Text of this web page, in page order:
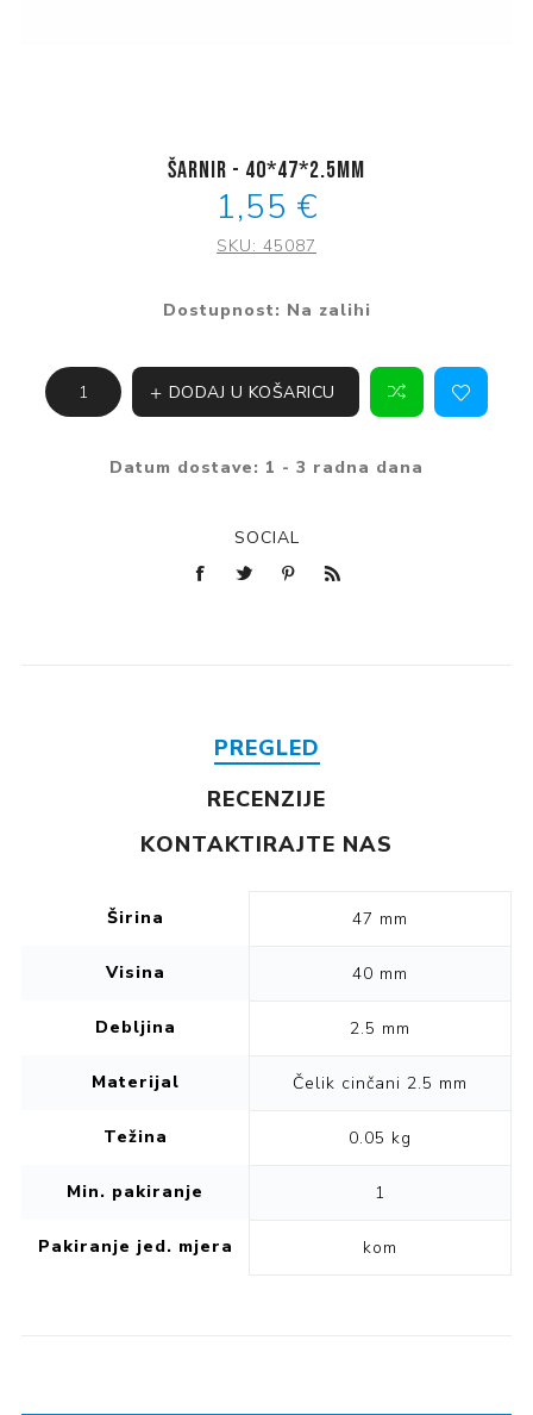
Šarnir - 40*47*2.5mm
1,55 €
SKU: 45087
Dostupnost: Na zalihi
DODAJ U KOŠARICU
Datum dostave: 1 - 3 radna dana
SOCIAL
PREGLED
RECENZIJE
KONTAKTIRAJTE NAS
Širina 47 mm
Visina 40 mm
Debljina 2.5 mm
Materijal Čelik cinčani 2.5 mm
Težina 0.05 kg
Min. pakiranje 1
Pakiranje jed. mjera kom